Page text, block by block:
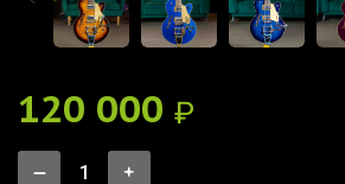
120 000 ₽